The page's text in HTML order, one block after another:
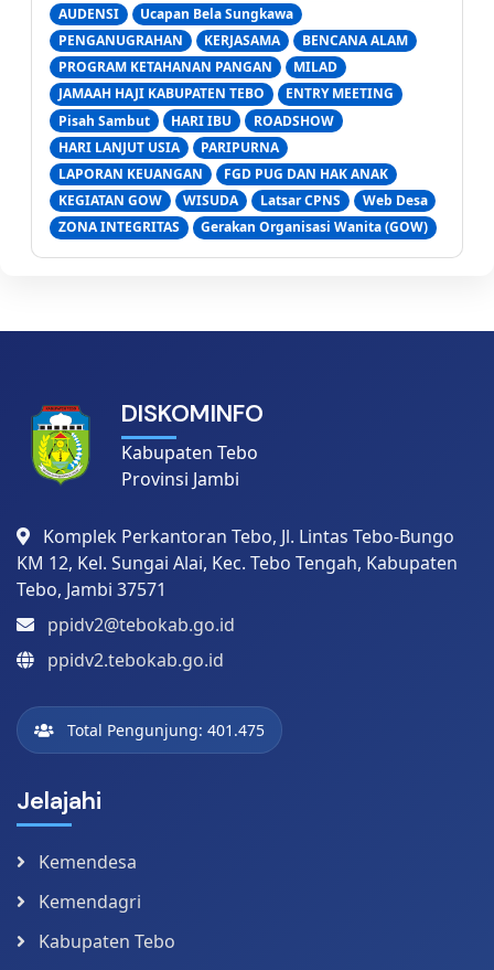
AUDENSI
Ucapan Bela Sungkawa
PENGANUGRAHAN
KERJASAMA
BENCANA ALAM
PROGRAM KETAHANAN PANGAN
MILAD
JAMAAH HAJI KABUPATEN TEBO
ENTRY MEETING
Pisah Sambut
HARI IBU
ROADSHOW
HARI LANJUT USIA
PARIPURNA
LAPORAN KEUANGAN
FGD PUG DAN HAK ANAK
KEGIATAN GOW
WISUDA Latsar CPNS
Web Desa
ZONA INTEGRITAS
Gerakan Organisasi Wanita (GOW)
DISKOMINFO
Kabupaten Tebo
Provinsi Jambi
Komplek Perkantoran Tebo, Jl. Lintas Tebo-Bungo
KM 12, Kel. Sungai Alai, Kec. Tebo Tengah, Kabupaten
Tebo, Jambi 37571
ppidv2@tebokab.go.id
ppidv2.tebokab.go.id
Total Pengunjung: 401.475
Jelajahi
Kemendesa
Kemendagri
Kabupaten Tebo